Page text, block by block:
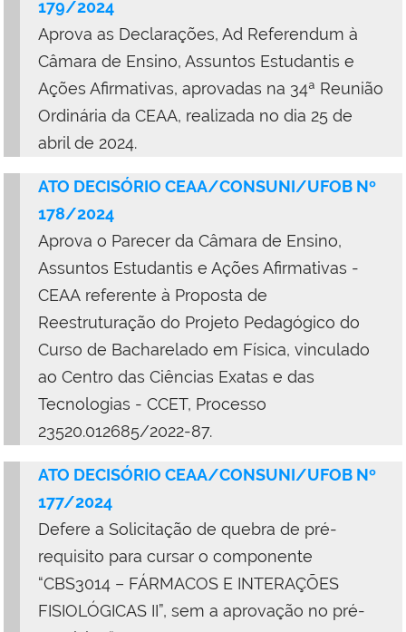
179/2024
Aprova as Declarações, Ad Referendum à
Câmara de Ensino, Assuntos Estudantis e
Ações Afirmativas, aprovadas na 34ª Reunião
Ordinária da CEAA, realizada no dia 25 de
abril de 2024.
ATO DECISÓRIO CEAA/CONSUNI/UFOB Nº
178/2024
Aprova o Parecer da Câmara de Ensino,
Assuntos Estudantis e Ações Afirmativas -
CEAA referente à Proposta de
Reestruturação do Projeto Pedagógico do
Curso de Bacharelado em Física, vinculado
ao Centro das Ciências Exatas e das
Tecnologias - CCET, Processo
23520.012685/2022-87.
ATO DECISÓRIO CEAA/CONSUNI/UFOB Nº
177/2024
Defere a Solicitação de quebra de pré-
requisito para cursar o componente
“CBS3014 – FÁRMACOS E INTERAÇÕES
FISIOLÓGICAS II”, sem a aprovação no pré-